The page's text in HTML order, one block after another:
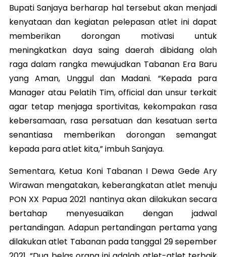
Bupati Sanjaya berharap hal tersebut akan menjadi
kenyataan dan kegiatan pelepasan atlet ini dapat
memberikan dorongan motivasi untuk
meningkatkan daya saing daerah dibidang olah
raga dalam rangka mewujudkan Tabanan Era Baru
yang Aman, Unggul dan Madani. “Kepada para
Manager atau Pelatih Tim, official dan unsur terkait
agar tetap menjaga sportivitas, kekompakan rasa
kebersamaan, rasa persatuan dan kesatuan serta
senantiasa memberikan dorongan semangat
kepada para atlet kita,” imbuh Sanjaya.
Sementara, Ketua Koni Tabanan I Dewa Gede Ary
Wirawan mengatakan, keberangkatan atlet menuju
PON XX Papua 2021 nantinya akan dilakukan secara
bertahap menyesuaikan dengan jadwal
pertandingan. Adapun pertandingan pertama yang
dilakukan atlet Tabanan pada tanggal 29 sepember